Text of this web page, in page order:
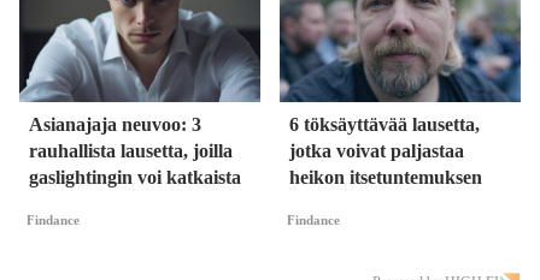
Asianajaja neuvoo: 3
rauhallista lausetta, joilla
gaslightingin voi katkaista
Findance
6 töksäyttävää lausetta,
jotka voivat paljastaa
heikon itsetuntemuksen
Findance